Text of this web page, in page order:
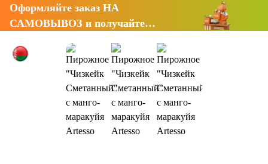
Оформляйте заказ НА
САМОВЫВОЗ и получайте